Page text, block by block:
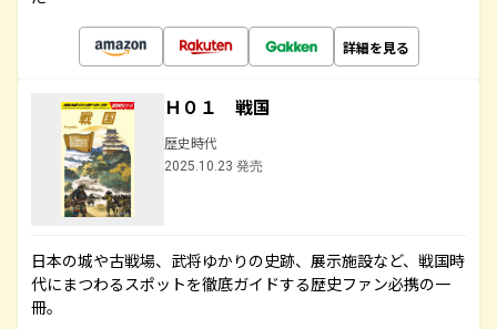
詳細を見る
Ｈ０１ 戦国
歴史時代
2025.10.23 発売
日本の城や古戦場、武将ゆかりの史跡、展示施設など、戦国時
代にまつわるスポットを徹底ガイドする歴史ファン必携の一
冊。